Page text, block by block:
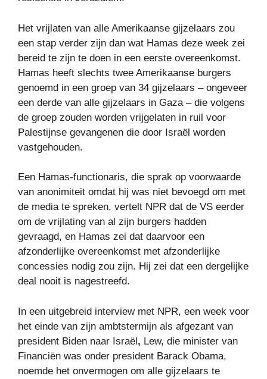
Het vrijlaten van alle Amerikaanse gijzelaars zou
een stap verder zijn dan wat Hamas deze week zei
bereid te zijn te doen in een eerste overeenkomst.
Hamas heeft slechts twee Amerikaanse burgers
genoemd in een groep van 34 gijzelaars – ongeveer
een derde van alle gijzelaars in Gaza – die volgens
de groep zouden worden vrijgelaten in ruil voor
Palestijnse gevangenen die door Israël worden
vastgehouden.
Een Hamas-functionaris, die sprak op voorwaarde
van anonimiteit omdat hij was niet bevoegd om met
de media te spreken, vertelt NPR dat de VS eerder
om de vrijlating van al zijn burgers hadden
gevraagd, en Hamas zei dat daarvoor een
afzonderlijke overeenkomst met afzonderlijke
concessies nodig zou zijn. Hij zei dat een dergelijke
deal nooit is nagestreefd.
In een uitgebreid interview met NPR, een week voor
het einde van zijn ambtstermijn als afgezant van
president Biden naar Israël, Lew, die minister van
Financiën was onder president Barack Obama,
noemde het onvermogen om alle gijzelaars te